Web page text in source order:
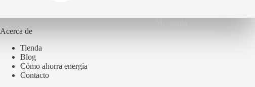
Acerca de
Tienda
Blog
Cómo ahorra energía
Contacto